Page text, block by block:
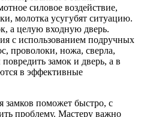
силовое воздействие,
молотка усугубят ситуацию.
а целую входную дверь.
с использованием подручных
проволоки, ножа, сверла,
замок и дверь, а в
в эффективные
замков поможет быстро, с
проблему. Мастеру важно